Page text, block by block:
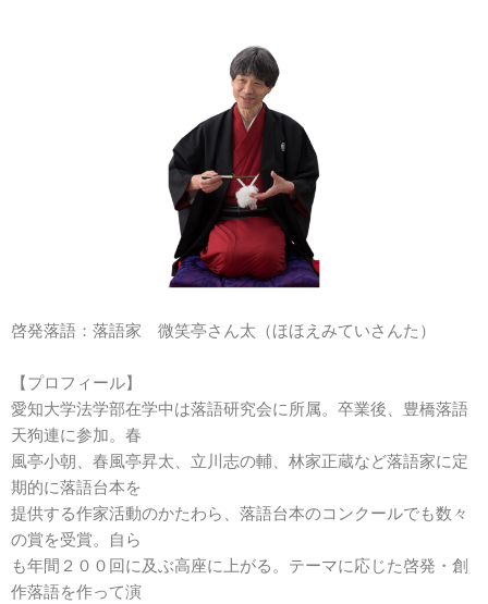
啓発落語：落語家 微笑亭さん太（ほほえみていさんた）
【プロフィール】
愛知大学法学部在学中は落語研究会に所属。卒業後、豊橋落語
天狗連に参加。春
風亭小朝、春風亭昇太、立川志の輔、林家正蔵など落語家に定
期的に落語台本を
提供する作家活動のかたわら、落語台本のコンクールでも数々
の賞を受賞。自ら
も年間２００回に及ぶ高座に上がる。テーマに応じた啓発・創
作落語を作って演